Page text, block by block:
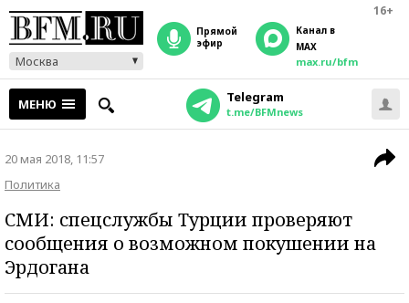
16+
Москва
прямой
эфир
Канал в
MAX
max.ru/bfm
МЕНЮ Telegram
t.me/BFMnews
20 мая 2018, 11:57
Политика
СМИ: спецслужбы Турции проверяют
сообщения о возможном покушении на
Эрдогана